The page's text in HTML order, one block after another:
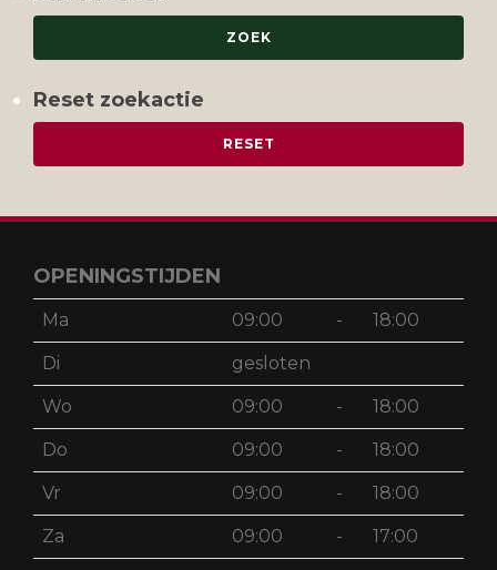
Reset zoekactie
OPENINGSTIJDEN
Ma 09:00 - 18:00
Di gesloten
Wo 09:00 - 18:00
Do 09:00 - 18:00
Vr 09:00 - 18:00
Za 09:00 - 17:00